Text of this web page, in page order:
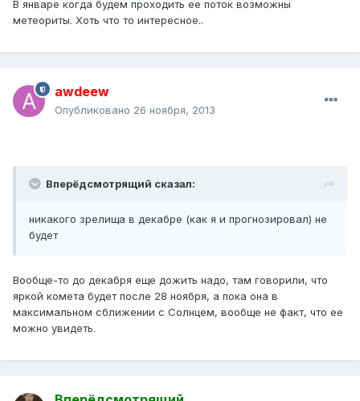
В январе когда будем проходить ее поток возможны
метеориты. Хоть что то интересное..
awdeew
Опубликовано 26 ноября, 2013
Вперёдсмотрящий сказал:
никакого зрелища в декабре (как я и прогнозировал) не
будет
Вообще-то до декабря еще дожить надо, там говорили, что
яркой комета будет после 28 ноября, а пока она в
максимальном сближении с Солнцем, вообще не факт, что ее
можно увидеть.